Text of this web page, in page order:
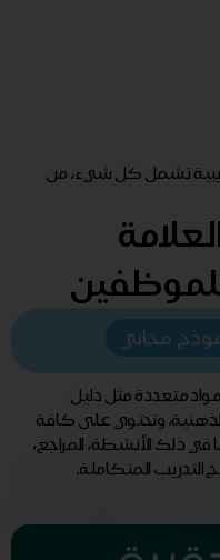
تشمل كل شيء، من
مجاني
متعددة مثل دليل
الذهنية، وتحتوي على كافة
في ذلك الأنشطة، المراجع،
التدريب المتكاملة.